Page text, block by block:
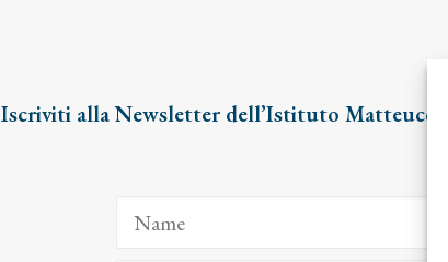
Iscriviti alla Newsletter dell’Istituto Matteucci